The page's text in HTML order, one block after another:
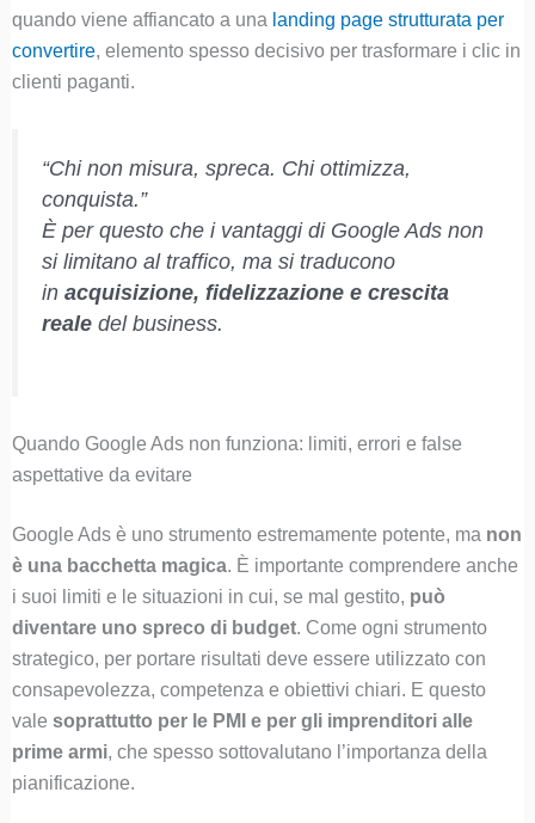
quando viene affiancato a una landing page strutturata per
convertire, elemento spesso decisivo per trasformare i clic in
clienti paganti.
“Chi non misura, spreca. Chi ottimizza,
conquista.”
È per questo che i vantaggi di Google Ads non
si limitano al traffico, ma si traducono
in acquisizione, fidelizzazione e crescita
realedel business.
Quando Google Ads non funziona: limiti, errori e false
aspettative da evitare
Google Ads è uno strumento estremamente potente, ma non
è una bacchetta magica. È importante comprendere anche
i suoi limiti e le situazioni in cui, se mal gestito, può
diventare uno spreco di budget. Come ogni strumento
strategico, per portare risultati deve essere utilizzato con
consapevolezza, competenza e obiettivi chiari. E questo
vale soprattutto per le PMI e per gli imprenditori alle
prime armi, che spesso sottovalutano l’importanza della
pianificazione.